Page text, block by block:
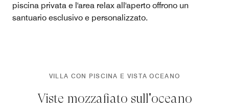
piscina privata e l'area relax all'aperto offrono un
santuario esclusivo e personalizzato.
VILLA CON PISCINA E VISTA OCEANO
Viste mozzafiato sull'oceano